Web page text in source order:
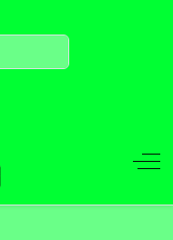
Off-